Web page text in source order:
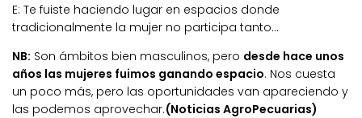
E: Te fuiste haciendo lugar en espacios donde
tradicionalmente la mujer no participa tanto…
NB: Son ámbitos bien masculinos, pero desde hace unos
años las mujeres fuimos ganando espacio. Nos cuesta
un poco más, pero las oportunidades van apareciendo y
las podemos aprovechar.(Noticias AgroPecuarias)